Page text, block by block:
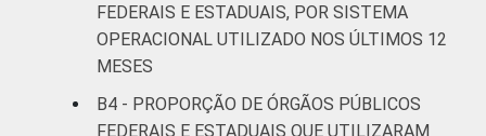
FEDERAIS E ESTADUAIS, POR SISTEMA
OPERACIONAL UTILIZADO NOS ÚLTIMOS 12
MESES
B4 - PROPORÇÃO DE ÓRGÃOS PÚBLICOS
FEDERAIS E ESTADUAIS QUE UTILIZARAM